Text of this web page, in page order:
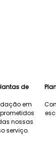
de
em
nossas
serviço.